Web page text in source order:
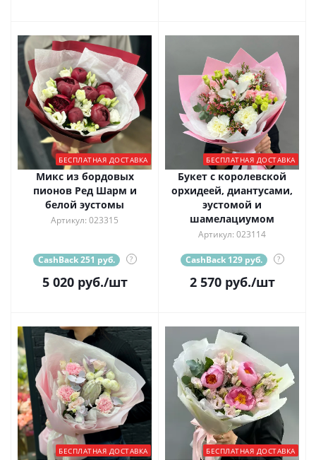
БЕСПЛАТНАЯ ДОСТАВКА
Микс из бордовых
пионов Ред Шарм и
белой эустомы
Артикул: 023315
CashBack 251 руб. ?
5 020руб./шт
БЕСПЛАТНАЯ ДОСТАВКА
Букет с королевской
орхидеей, диантусами,
эустомой и
шамелациумом
Артикул: 023114
CashBack 129 руб. ?
2 570руб./шт
БЕСПЛАТНАЯ ДОСТАВКА БЕСПЛАТНАЯ ДОСТАВКА